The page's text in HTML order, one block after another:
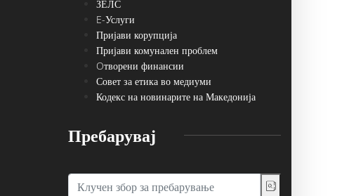
ЗЕЛС
E-Услуги
Пријави корупција
Пријави комунален проблем
Oтворени финансии
Совет за етика во медиуми
Кодекс на новинарите на Македонија
Пребарувај